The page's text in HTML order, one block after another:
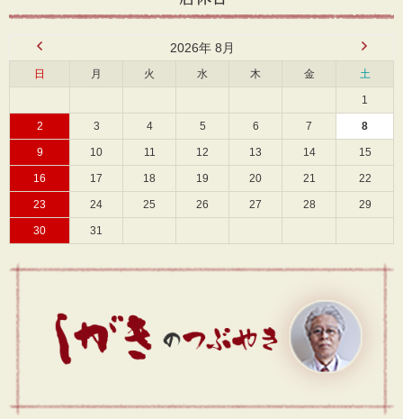
2026年 8月
日 月 火 水 木 金 土
1
2 3 4 5 6 7 8
9 10 11 12 13 14 15
16 17 18 19 20 21 22
23 24 25 26 27 28 29
30 31